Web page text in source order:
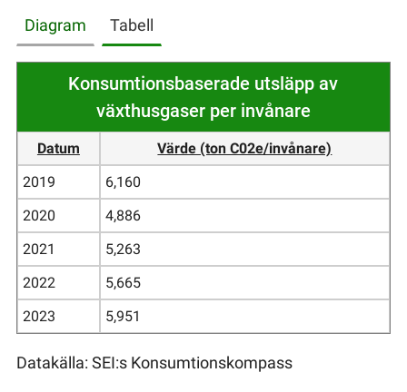
Diagram Tabell
Konsumtionsbaserade utsläpp av
växthusgaser per invånare
Datum
Värde (ton C02e/invånare)
2019
6,160
2020
4,886
2021
5,263
2022
5,665
2023
5,951
Datakälla: SEI:s Konsumtionskompass